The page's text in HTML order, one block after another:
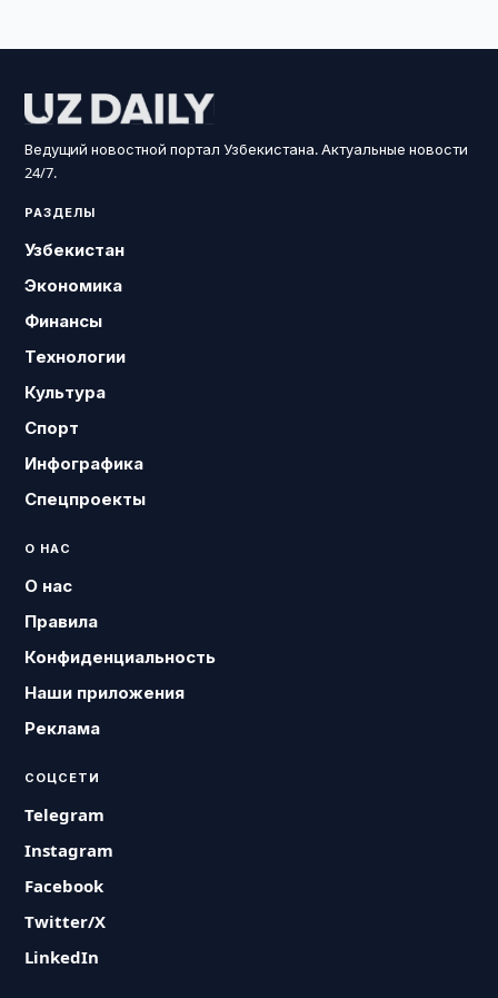
Ведущий новостной портал Узбекистана. Актуальные новости
24/7.
РАЗДЕЛЫ
Узбекистан
Экономика
Финансы
Технологии
Культура
Спорт
Инфографика
Спецпроекты
О НАС
О нас
Правила
Конфиденциальность
Наши приложения
Реклама
СОЦСЕТИ
Telegram
Instagram
Facebook
Twitter/X
LinkedIn